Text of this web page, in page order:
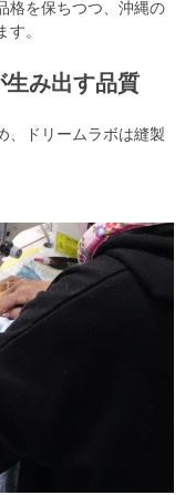
格を保ちつつ、沖縄の
。
生み出す品質
、ドリームラボは縫製